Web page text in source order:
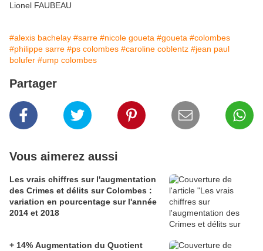
Lionel FAUBEAU
#alexis bachelay #sarre #nicole goueta #goueta #colombes
#philippe sarre #ps colombes #caroline coblentz #jean paul
bolufer #ump colombes
Partager
Vous aimerez aussi
Les vrais chiffres sur l'augmentation
des Crimes et délits sur Colombes :
variation en pourcentage sur l'année
2014 et 2018
+ 14% Augmentation du Quotient